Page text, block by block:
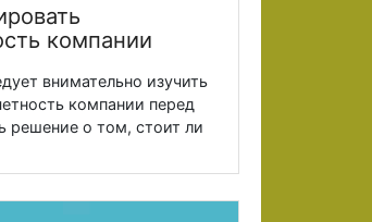
компании
внимательно изучить
компании перед
решение о том, стоит ли